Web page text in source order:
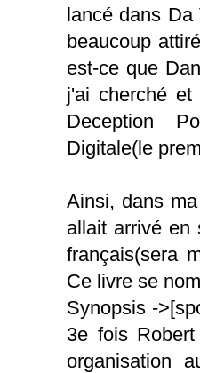
lancé dans
beaucoup
est-ce que
j'ai cherché
Deception
Digitale(le
Ainsi, dans
allait arrivé en
français(sera
Ce livre se
Synopsis -
3e fois
organisation